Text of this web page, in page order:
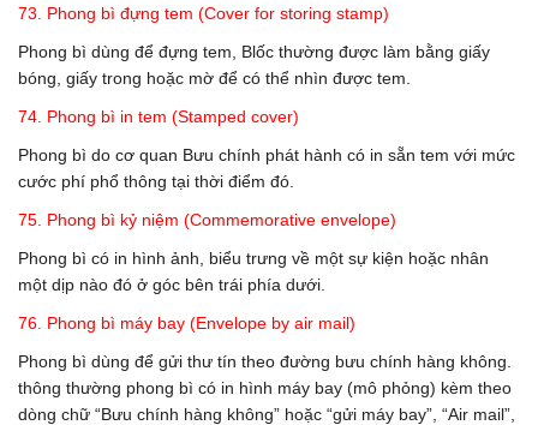
73. Phong bì đựng tem (Cover for storing stamp)
Phong bì dùng để đựng tem, Blốc thường được làm bằng giấy
bóng, giấy trong hoặc mờ để có thể nhìn được tem.
74. Phong bì in tem (Stamped cover)
Phong bì do cơ quan Bưu chính phát hành có in sẵn tem với mức
cước phí phổ thông tại thời điểm đó.
75. Phong bì kỷ niệm (Commemorative envelope)
Phong bì có in hình ảnh, biểu trưng về một sự kiện hoặc nhân
một dịp nào đó ở góc bên trái phía dưới.
76. Phong bì máy bay (Envelope by air mail)
Phong bì dùng để gửi thư tín theo đường bưu chính hàng không.
thông thường phong bì có in hình máy bay (mô phỏng) kèm theo
dòng chữ “Bưu chính hàng không” hoặc “gửi máy bay”, “Air mail”,